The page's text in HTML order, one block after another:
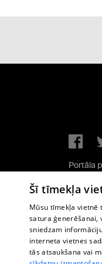
Portāla
Šī tīmekļa
Mūsu tīmekļa vietnē
satura ģenerēšanai,
sniedzam
interneta vietnes
tās atsaukšana vai